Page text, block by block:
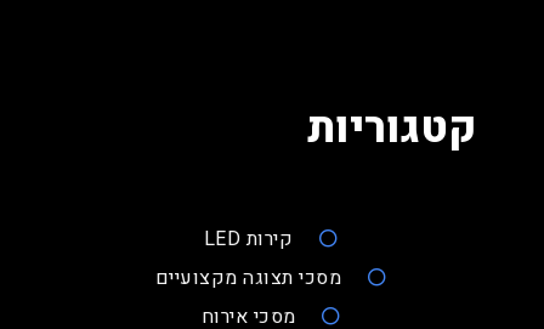
קטגוריות
קירות LED
מסכי תצוגה מקצועיים
מסכי אירוח